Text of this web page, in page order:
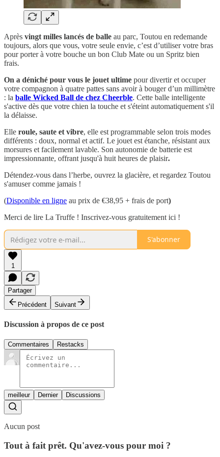
Après vingt milles lancés de balle au parc, Toutou en redemande
toujours, alors que vous, votre seule envie, c’est d’utiliser votre bras
pour porter à votre bouche un bon Club Mate ou un Spritz bien
frais.
On a déniché pour vous le jouet ultime pour divertir et occuper
votre compagnon à quatre pattes sans avoir à bouger d’un millimètre
: la balle Wicked Ball de chez Cheerble. Cette balle intelligente
s'active dès que votre chien la touche et s'éteint automatiquement s'il
la délaisse.
Elle roule, saute et vibre, elle est programmable selon trois modes
différents : doux, normal et actif. Le jouet est étanche, résistant aux
morsures et facilement lavable. Son autonomie de batterie est
impressionnante, offrant jusqu'à huit heures de plaisir.
Détendez-vous dans l’herbe, ouvrez la glacière, et regardez Toutou
s'amuser comme jamais !
(Disponible en ligne au prix de €38,95 + frais de port)
Merci de lire La Truffe ! Inscrivez-vous gratuitement ici !
S'abonner
1
Partager
Précédent
Suivant
Discussion à propos de ce post
Commentaires Restacks
meilleur Dernier Discussions
Aucun post
Tout à fait prêt. Qu'avez-vous pour moi ?